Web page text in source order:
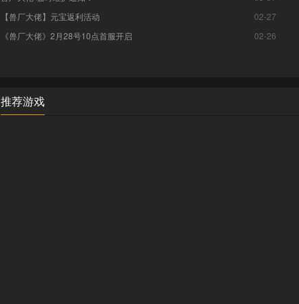
02-27
【兽厂大佬】元宝返利活动
02-26
《兽厂大佬》2月28号10点首服开启
推荐游戏